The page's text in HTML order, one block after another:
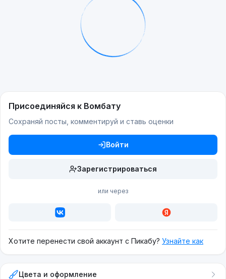
Присоединяйся к Вомбату
Сохраняй посты, комментируй и ставь оценки
Войти
Зарегистрироваться
или через
Хотите перенести свой аккаунт с Пикабу? Узнайте как
Цвета и оформление